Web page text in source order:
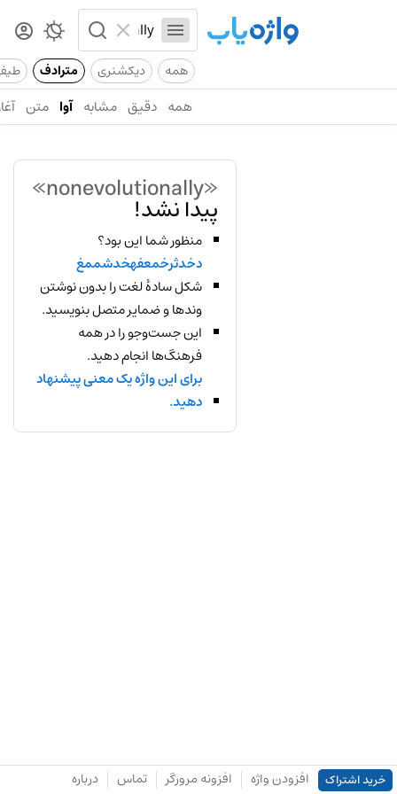
همه دیکشنری مترادف
همه دقیق مشابه آوا متن
«nonevolutionally»
پیدا نشد!
منظور شما این بود؟
دخدثرخمعفهخدشممغ
شکل سادهٔ لغت را بدون نوشتن
وندها و ضمایر متصل بنویسید.
این جست‌وجو را در همه
فرهنگ‌ها انجام دهید.
برای این واژه یک معنی پیشنهاد
دهید.
خرید اشتراک افزودن واژه افزونه مرورگر تماس درباره